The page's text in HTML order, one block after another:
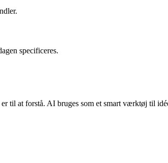
specificeres.
til at forstå. AI bruges som et smart værktøj til